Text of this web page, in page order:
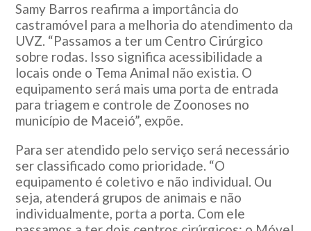
Samy Barros reafirma a importância do
castramóvel para a melhoria do atendimento da
UVZ. “Passamos a ter um Centro Cirúrgico
sobre rodas. Isso significa acessibilidade a
locais onde o Tema Animal não existia. O
equipamento será mais uma porta de entrada
para triagem e controle de Zoonoses no
município de Maceió”, expõe.
Para ser atendido pelo serviço será necessário
ser classificado como prioridade. “O
equipamento é coletivo e não individual. Ou
seja, atenderá grupos de animais e não
individualmente, porta a porta. Com ele